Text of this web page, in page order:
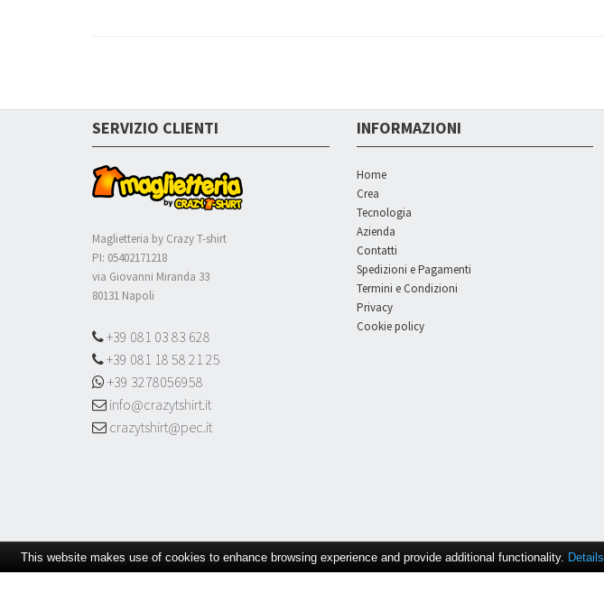
SERVIZIO CLIENTI
Maglietteria by Crazy T-shirt
PI: 05402171218
via Giovanni Miranda 33
80131 Napoli
+39 081 03 83 628
+39 081 18 58 21 25
+39 3278056958
info@crazytshirt.it
crazytshirt@pec.it
INFORMAZIONI
Home
Crea
Tecnologia
Azienda
Contatti
Spedizioni e Pagamenti
Termini e Condizioni
Privacy
Cookie policy
© Maglietteria by Crazy T-shirt
This website makes use of cookies to enhance browsing experience and provide additional functionality. Details